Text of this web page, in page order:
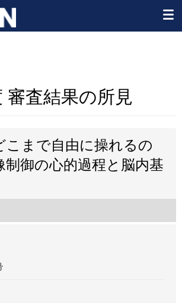
審査結果の所見
こまで自由に操れるの
制御の心的過程と脳内基